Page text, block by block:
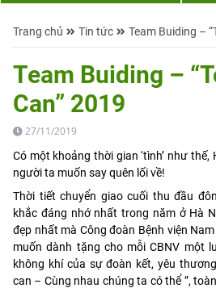
Trang chủ Tin tức Team Buiding –
Team Buiding –
Can” 2019
27/11/2019
Có một khoảng thời gian ‘tình’ như thế,
người ta muốn say quên lối về!
Thời tiết chuyển giao cuối thu đầu
khắc đáng nhớ nhất trong năm ở Hà
đẹp nhất mà Công đoàn Bệnh viện
muốn dành tặng cho mỗi CBNV một
không khí của sự đoàn kết, yêu
can – Cùng nhau chúng ta có thể ”, to